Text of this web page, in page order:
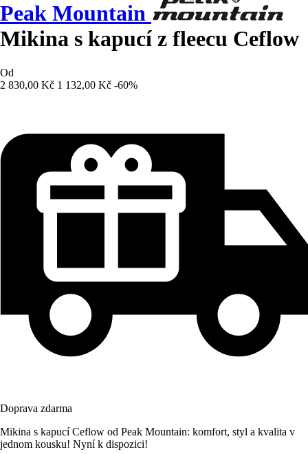
Peak Mountain
Mikina s kapucí z fleecu Ceflow
Od
2 830,00 Kč 1 132,00 Kč -60%
Doprava zdarma
Mikina s kapucí Ceflow od Peak Mountain: komfort, styl a kvalita v
jednom kousku! Nyní k dispozici!